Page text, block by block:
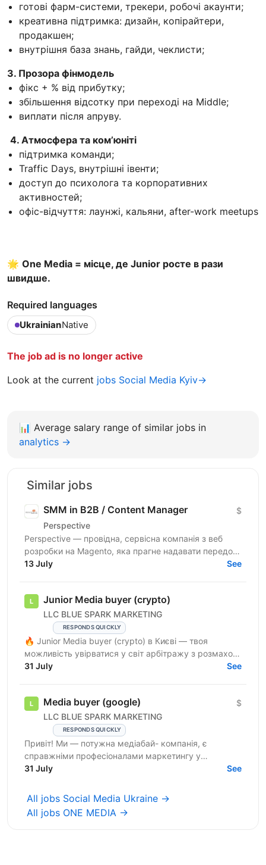
готові фарм-системи, трекери, робочі акаунти;
креативна підтримка: дизайн, копірайтери,
продакшен;
внутрішня база знань, гайди, чеклисти;
3. Прозора фінмодель
фікс + % від прибутку;
збільшення відсотку при переході на Middle;
виплати після апруву.
4. Атмосфера та ком’юніті
підтримка команди;
Traffic Days, внутрішні івенти;
доступ до психолога та корпоративних
активностей;
офіс-відчуття: лаунжі, кальяни, after-work meetups
🌟 One Media = місце, де Junior росте в рази
швидше.
Required languages
UkrainianNative
The job ad is no longer active
Look at the current jobs Social Media Kyiv→
📊 Average salary range of similar jobs in
analytics →
Similar jobs
SMM in B2B / Content Manager
Perspective
$
Perspective — провідна, сервісна компанія з веб
розробки на Magento, яка прагне надавати передові
рішення для наших e-commerce клієнтів у всьому
13 July See
Junior Media buyer (crypto)
LLC BLUE SPARK MARKETING
RESPONDS QUICKLY
🔥 Junior Media buyer (crypto) в Києві — твоя
можливість увірватися у світ арбітражу з розмахом!
🔥 Що в нас є? 📍 Офіс у Києві — стильний і
31 July See
Media buyer (google)
LLC BLUE SPARK MARKETING
RESPONDS QUICKLY
$
Привіт! Ми — потужна медіабай- компанія, є
справжніми професіоналами маркетингу у
вертикалі Crypto. У нас відкрита вакансія media
31 July See
All jobs Social Media Ukraine →
All jobs ONE MEDIA →